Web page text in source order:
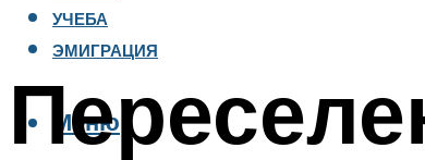
УЧЕБА
ЭМИГРАЦИЯ
Меню